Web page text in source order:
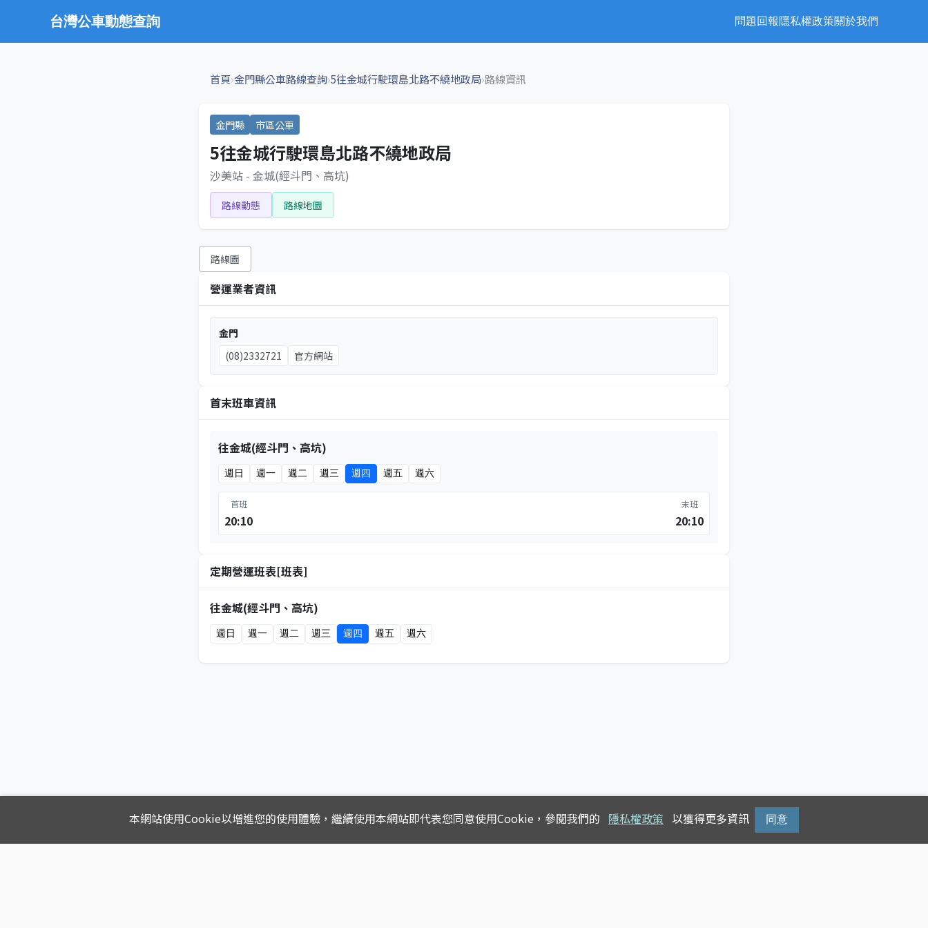
台灣公車動態查詢 問題回報隱私權政策關於我們
首頁›金門縣公車路線查詢›5往金城行駛環島北路不繞地政局›路線資訊
金門縣 市區公車
5往金城行駛環島北路不繞地政局
沙美站 - 金城(經斗門、高坑)
路線動態 路線地圖
路線圖
營運業者資訊
金門
(08)2332721
官方網站
首末班車資訊
往金城(經斗門、高坑)
週日 週一 週二 週三 週四 週五 週六
首班
20:10
末班
20:10
定期營運班表[班表]
往金城(經斗門、高坑)
週日 週一 週二 週三 週四 週五 週六
本網站使用Cookie以增進您的使用體驗， 繼續使用本網站即代表您同意使用Cookie，參閱我們的 隱私權政策 以獲得更多資訊 同意